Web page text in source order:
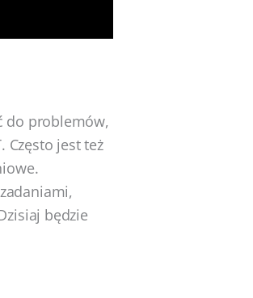
do problemów,
Często jest też
będzie